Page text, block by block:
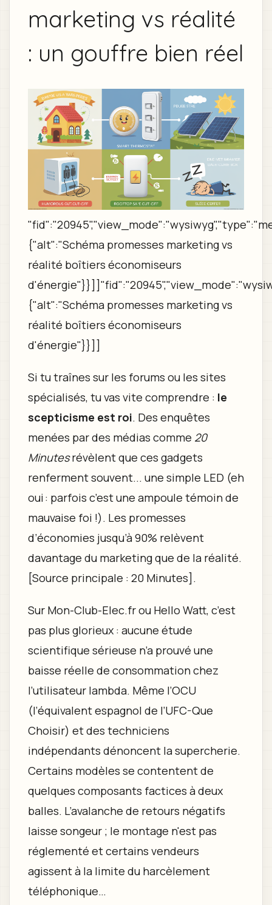
marketing vs réalité
: un gouffre bien réel
{"alt":"Schéma promesses marketing vs
réalité boîtiers économiseurs
{"alt":"Schéma promesses marketing vs
réalité boîtiers économiseurs
d'énergie"}}]]
Si tu traînes sur les forums ou les sites
spécialisés, tu vas vite comprendre : le
scepticisme est roi. Des enquêtes
menées par des médias comme 20
Minutesrévèlent que ces gadgets
renferment souvent... une simple LED (eh
oui : parfois c’est une ampoule témoin de
mauvaise foi !). Les promesses
d’économies jusqu’à 90% relèvent
davantage du marketing que de la réalité.
[Source principale : 20 Minutes].
Sur Mon-Club-Elec.fr ou Hello Watt, c’est
pas plus glorieux : aucune étude
scientifique sérieuse n’a prouvé une
baisse réelle de consommation chez
l’utilisateur lambda. Même l’OCU
(l’équivalent espagnol de l’UFC-Que
Choisir) et des techniciens
indépendants dénoncent la supercherie.
Certains modèles se contentent de
quelques composants factices à deux
balles. L’avalanche de retours négatifs
laisse songeur ; le montage n'est pas
réglementé et certains vendeurs
agissent à la limite du harcèlement
téléphonique…